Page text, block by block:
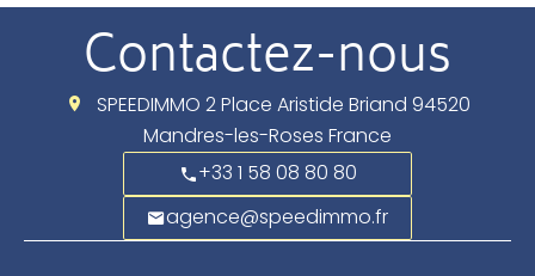
Contactez-nous
SPEEDIMMO 2 Place Aristide Briand 94520
Mandres-les-Roses France
+33 1 58 08 80 80
agence@speedimmo.fr